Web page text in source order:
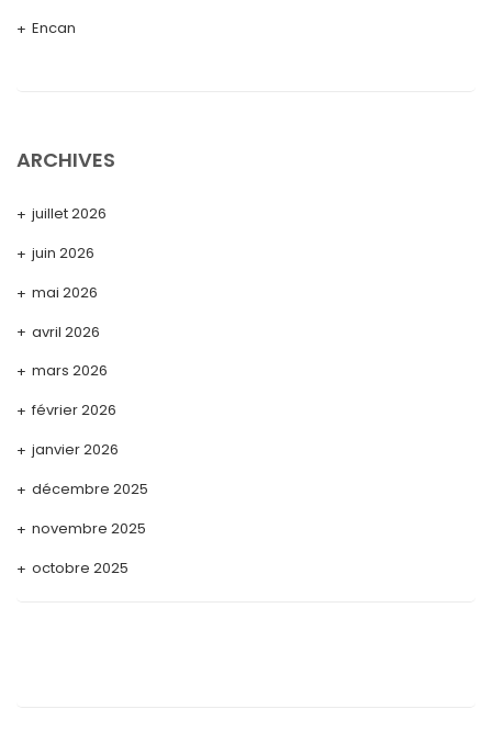
Encan
ARCHIVES
juillet 2026
juin 2026
mai 2026
avril 2026
mars 2026
février 2026
janvier 2026
décembre 2025
novembre 2025
octobre 2025